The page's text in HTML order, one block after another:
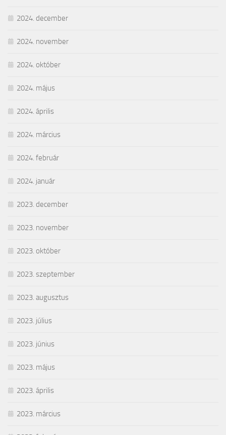
2024. december
2024. november
2024. október
2024. május
2024. április
2024. március
2024. február
2024. január
2023. december
2023. november
2023. október
2023. szeptember
2023. augusztus
2023. július
2023. június
2023. május
2023. április
2023. március